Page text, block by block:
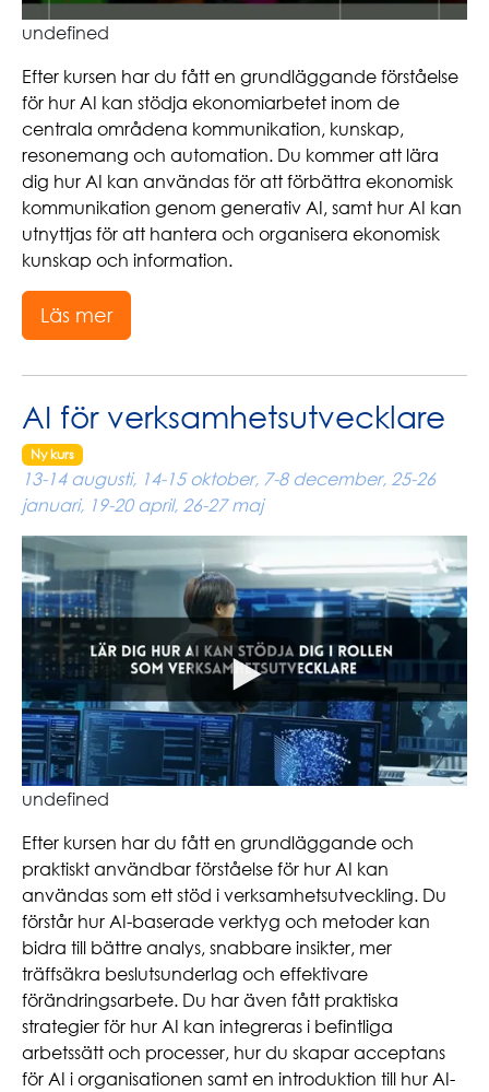
undefined
Efter kursen har du fått en grundläggande förståelse
för hur AI kan stödja ekonomiarbetet inom de
centrala områdena kommunikation, kunskap,
resonemang och automation. Du kommer att lära
dig hur AI kan användas för att förbättra ekonomisk
kommunikation genom generativ AI, samt hur AI kan
utnyttjas för att hantera och organisera ekonomisk
kunskap och information.
Läs mer
AI för verksamhetsutvecklare
Ny kurs
13-14 augusti, 14-15 oktober, 7-8 december, 25-26
januari, 19-20 april, 26-27 maj
undefined
Efter kursen har du fått en grundläggande och
praktiskt användbar förståelse för hur AI kan
användas som ett stöd i verksamhetsutveckling. Du
förstår hur AI-baserade verktyg och metoder kan
bidra till bättre analys, snabbare insikter, mer
träffsäkra beslutsunderlag och effektivare
förändringsarbete. Du har även fått praktiska
strategier för hur AI kan integreras i befintliga
arbetssätt och processer, hur du skapar acceptans
för AI i organisationen samt en introduktion till hur AI-